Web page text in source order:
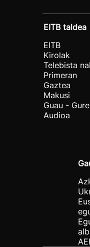
EITB taldea
EITB
Kirolak
Telebista
Primeran
Gaztea
Makusi
Guau - Gure
Audioa